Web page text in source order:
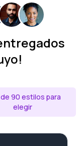
90 estilos para
elegir